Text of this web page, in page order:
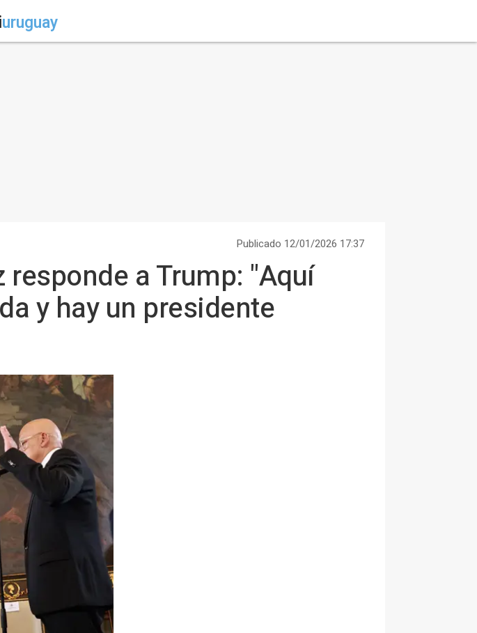
uruguay
Publicado 12/01/2026 17:37
a Trump: "Aquí
y hay un presidente